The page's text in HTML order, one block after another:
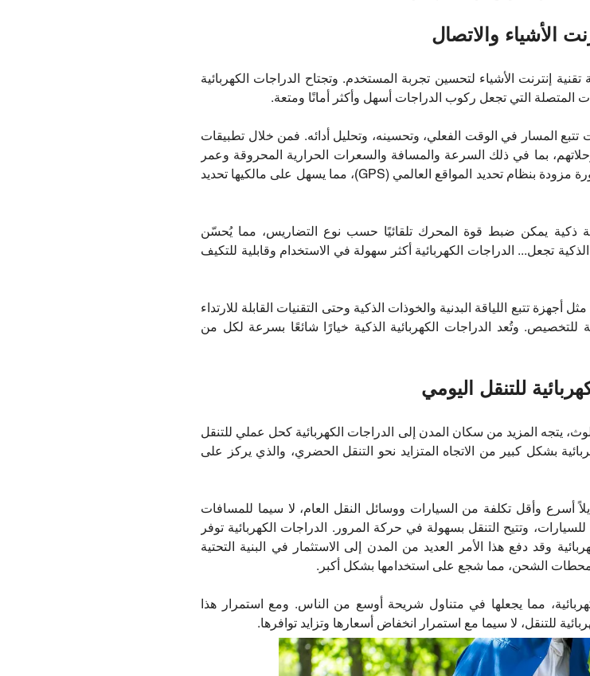
الأشياء والاتصال
تقنية إنترنت الأشياء لتحسين تجربة المستخدم. وتجتاح الدراجات الكهربائية
المتصلة التي تجعل ركوب الدراجات أسهل وأكثر أمانًا ومتعة.
تتبع المسار في الوقت الفعلي، وتحسينه، وتحليل أدائه. فمن خلال تطبيقات
بما في ذلك السرعة والمسافة والسعرات الحرارية المحروقة وعمر
البطارية. بل إن بعض الدراجات الكهربائية الذكية المتطورة مزودة بنظام تحديد المواقع العالمي (GPS)، مما يسهل على مالكيها تحديد
ذكية يمكن ضبط قوة المحرك تلقائيًا حسب نوع التضاريس، مما يُحسّن
تجعل... الدراجات الكهربائية أكثر سهولة في الاستخدام وقابلية للتكيف
تتبع اللياقة البدنية والخوذات الذكية وحتى التقنيات القابلة للارتداء
للتخصيص. وتُعد الدراجات الكهربائية الذكية خيارًا شائعًا بسرعة لكل من
للتنقل اليومي
يتجه المزيد من سكان المدن إلى الدراجات الكهربائية كحل عملي للتنقل
بشكل كبير من الاتجاه المتزايد نحو التنقل الحضري، والذي يركز على
أسرع وأقل تكلفة من السيارات ووسائل النقل العام، لا سيما للمسافات
وتتيح التنقل بسهولة في حركة المرور. الدراجات الكهربائية توفر
وقد دفع هذا الأمر العديد من المدن إلى الاستثمار في البنية التحتية
الشحن، مما شجع على استخدامها بشكل أكبر.
مما يجعلها في متناول شريحة أوسع من الناس. ومع استمرار هذا
للتنقل، لا سيما مع استمرار انخفاض أسعارها وتزايد توافرها.